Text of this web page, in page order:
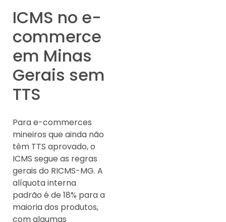
ICMS no e-
commerce
em Minas
Gerais sem
TTS
Para e-commerces
mineiros que ainda não
têm TTS aprovado, o
ICMS segue as regras
gerais do RICMS-MG. A
alíquota interna
padrão é de 18% para a
maioria dos produtos,
com algumas